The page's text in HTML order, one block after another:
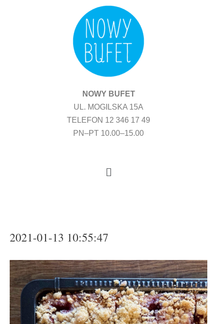
NOWY BUFET
UL. MOGILSKA 15A
TELEFON 12 346 17 49
PN–PT 10.00–15.00
Menu
2021-01-13 10:55:47